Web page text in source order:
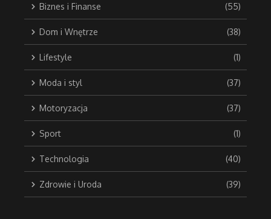
Biznes i Finanse (55)
Dom i Wnętrze (38)
Lifestyle (1)
Moda i styl (37)
Motoryzacja (37)
Sport (1)
Technologia (40)
Zdrowie i Uroda (39)